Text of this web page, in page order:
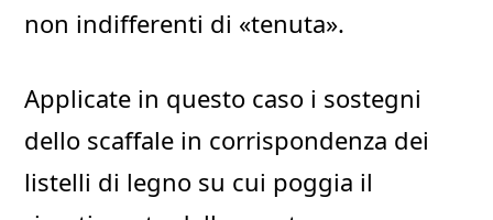
non indifferenti di «tenuta».
Applicate in questo caso i sostegni
dello scaffale in corrispondenza dei
listelli di legno su cui poggia il